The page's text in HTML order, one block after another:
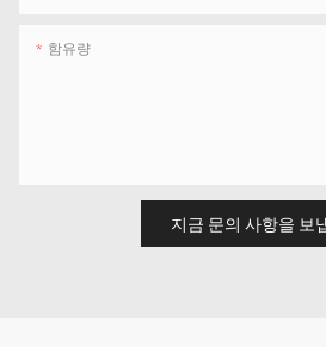
함유량
지금 문의 사항을 보